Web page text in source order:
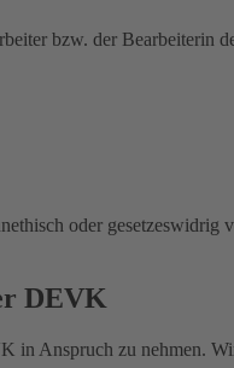
bzw. der Bearbeiterin
oder gesetzeswidrig
DEVK
Anspruch zu nehmen.